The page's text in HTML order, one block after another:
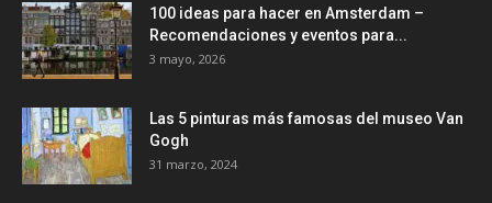
100 ideas para hacer en Amsterdam –
Recomendaciones y eventos para...
3 mayo, 2026
Las 5 pinturas más famosas del museo Van
Gogh
31 marzo, 2024